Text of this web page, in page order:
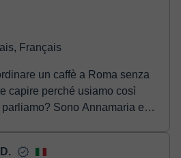
Français
un caffè a Roma senza
capire perché usiamo così
Sono Annamaria e